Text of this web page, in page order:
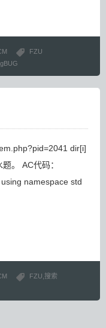
FZU
dir[i]
。 AC代码：
namespace std
FZU 搜索